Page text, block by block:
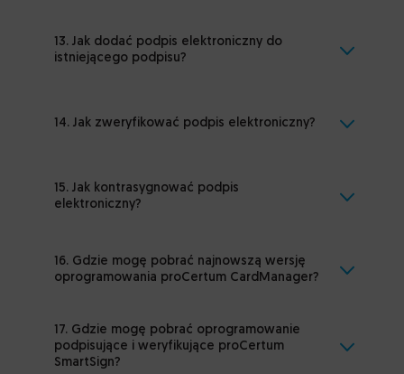
13. Jak dodać podpis elektroniczny do
istniejącego podpisu?
14. Jak zweryfikować podpis elektroniczny?
15. Jak kontrasygnować podpis
elektroniczny?
16. Gdzie mogę pobrać najnowszą wersję
oprogramowania proCertum CardManager?
17. Gdzie mogę pobrać oprogramowanie
podpisujące i weryfikujące proCertum
SmartSign?